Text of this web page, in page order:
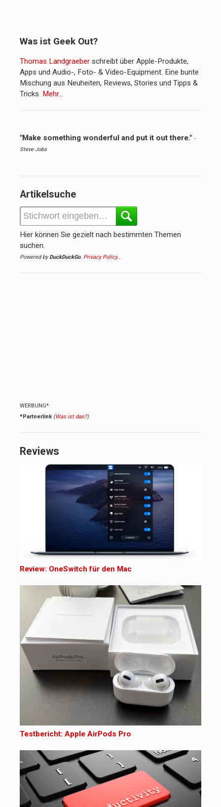
Was ist Geek Out?
Thomas Landgraeber schreibt über Apple-Produkte,
Apps und Audio-, Foto- & Video-Equipment. Eine bunte
Mischung aus Neuheiten, Reviews, Stories und Tipps &
Tricks. Mehr…
"Make something wonderful and put it out there." -
Steve Jobs
Artikelsuche
Hier können Sie gezielt nach bestimmten Themen
suchen.
Powered byDuckDuckGo. Privacy Policy…
WERBUNG*
*Partnerlink (Was ist das?)
Reviews
Review: OneSwitch für den Mac
Testbericht: Apple AirPods Pro